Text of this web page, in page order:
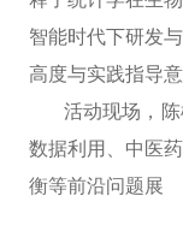
智能时代下研发
高度与实践指导意
活动现场，陈
数据利用、中医
衡等前沿问题展